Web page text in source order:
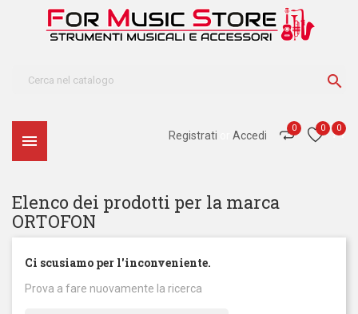


0
0
0
Registrati Accedi
Elenco dei prodotti per la marca
ORTOFON
Ci scusiamo per l'inconveniente.
Prova a fare nuovamente la ricerca